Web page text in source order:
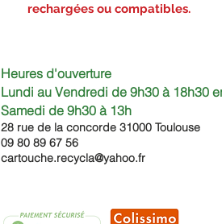
rechargées ou compatibles.
Heures d'ouverture
Lundi au Vendredi de 9h30 à 18h30
Samedi de 9h30 à 13h
28 rue de la concorde 31000 Toulouse
09 80 89 67 56
cartouche.recycla@yahoo.fr